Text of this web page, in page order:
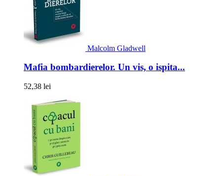
Malcolm Gladwell
Mafia bombardierelor. Un vis, o ispita...
52,38 lei